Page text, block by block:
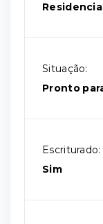
Situação:
Pronto
Escriturado:
Sim